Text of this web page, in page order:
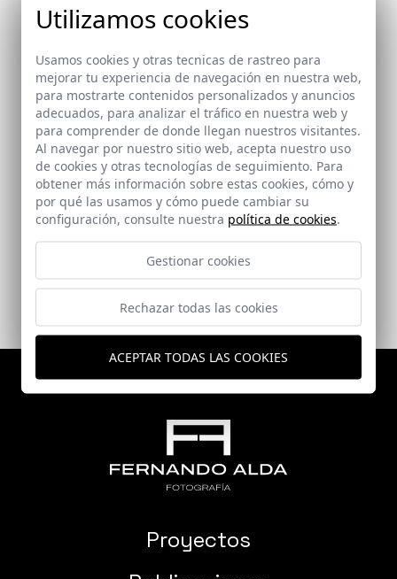
Viviendas en Jerez
Jerez de la Frontera (Cádiz)
Proyectos
Utilizamos cookies
Usamos cookies y otras tecnicas de rastreo para
mejorar tu experiencia de navegación en nuestra web,
para mostrarte contenidos personalizados y anuncios
adecuados, para analizar el tráfico en nuestra web y
para comprender de donde llegan nuestros visitantes.
Al navegar por nuestro sitio web, acepta nuestro uso
de cookies y otras tecnologías de seguimiento. Para
obtener más información sobre estas cookies, cómo y
por qué las usamos y cómo puede cambiar su
configuración, consulte nuestra política de cookies.
Gestionar cookies
Rechazar todas las cookies
ACEPTAR TODAS LAS COOKIES